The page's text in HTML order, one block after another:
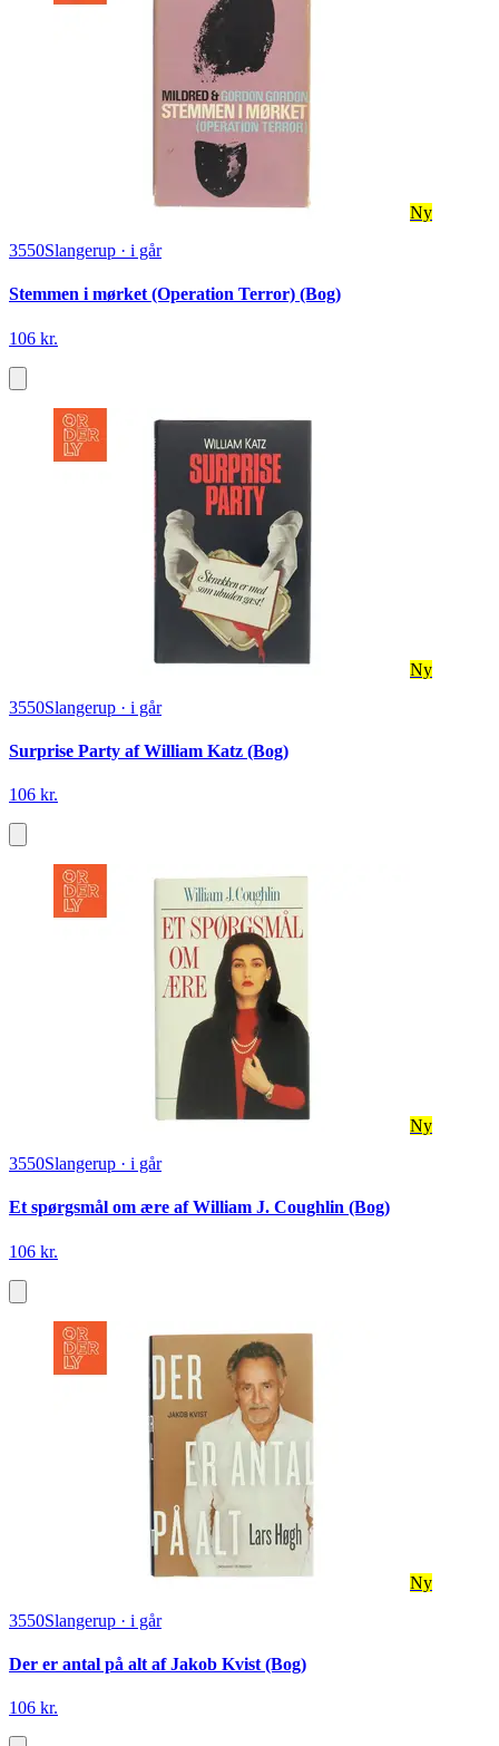
Ny
3550Slangerup · i går
Stemmen i mørket (Operation Terror) (Bog)
106 kr.
Ny
3550Slangerup · i går
Surprise Party af William Katz (Bog)
106 kr.
Ny
3550Slangerup · i går
Et spørgsmål om ære af William J. Coughlin (Bog)
106 kr.
Ny
3550Slangerup · i går
Der er antal på alt af Jakob Kvist (Bog)
106 kr.